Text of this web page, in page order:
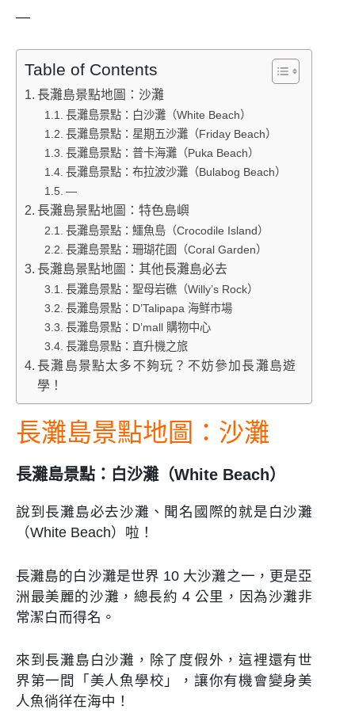
—
Table of Contents
長灘島景點地圖：沙灘
長灘島景點：白沙灘（White Beach）
長灘島景點：星期五沙灘（Friday Beach）
長灘島景點：普卡海灘（Puka Beach）
長灘島景點：布拉波沙灘（Bulabog Beach）
—
長灘島景點地圖：特色島嶼
長灘島景點：鱷魚島（Crocodile Island）
長灘島景點：珊瑚花園（Coral Garden）
長灘島景點地圖：其他長灘島必去
長灘島景點：聖母岩礁（Willy’s Rock）
長灘島景點：D’Talipapa 海鮮市場
長灘島景點：D’mall 購物中心
長灘島景點：直升機之旅
長灘島景點太多不夠玩？不妨參加長灘島遊
學！
長灘島景點地圖：沙灘
長灘島景點：白沙灘（White Beach）
說到長灘島必去沙灘、聞名國際的就是白沙灘
（White Beach）啦！
長灘島的白沙灘是世界 10 大沙灘之一，更是亞
洲最美麗的沙灘，總長約 4 公里，因為沙灘非
常潔白而得名。
來到長灘島白沙灘，除了度假外，這裡還有世
界第一間「美人魚學校」，讓你有機會變身美
人魚徜徉在海中！